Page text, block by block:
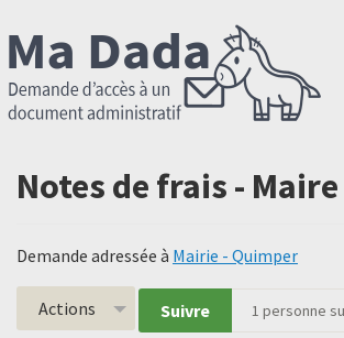
Notes de frais - Maire
Demande adressée à Mairie - Quimper
Actions Suivre 1 personne